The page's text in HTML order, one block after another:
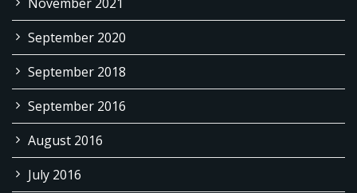
September 2020
September 2018
September 2016
August 2016
July 2016